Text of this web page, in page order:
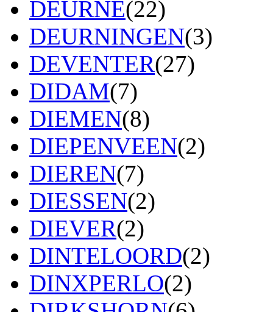
DEURNE(22)
DEURNINGEN(3)
DEVENTER(27)
DIDAM(7)
DIEMEN(8)
DIEPENVEEN(2)
DIEREN(7)
DIESSEN(2)
DIEVER(2)
DINTELOORD(2)
DINXPERLO(2)